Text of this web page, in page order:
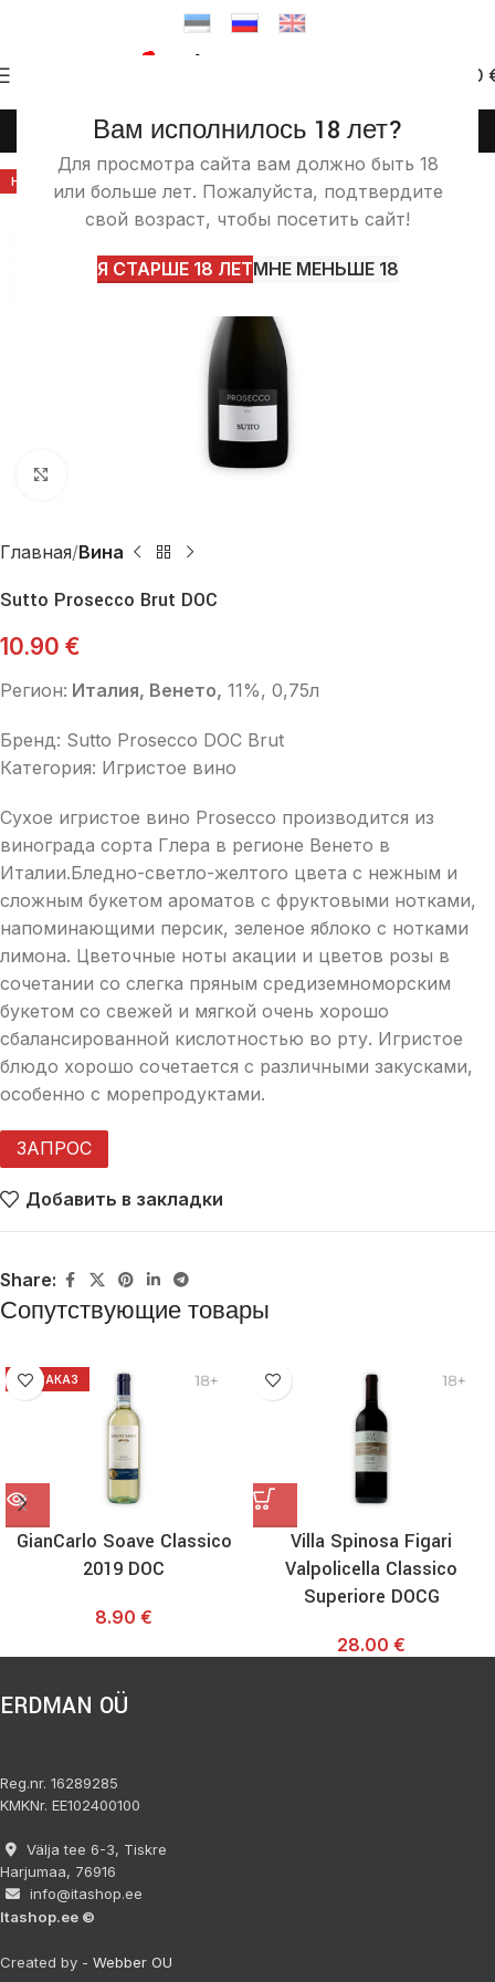
Вам исполнилось 18 лет?
Для просмотра сайта вам должно быть 18
или больше лет. Пожалуйста, подтвердите
свой возраст, чтобы посетить сайт!
Я СТАРШЕ 18 ЛЕТМНЕ МЕНЬШЕ 18
0.00
(+372) 58 58 50 46info@itashop.ee
НА ЗАКАЗ
Главная Вина
Sutto Prosecco Brut DOC
10.90 €
Регион: Италия, Венето, 11%, 0,75л
Бренд: Sutto Prosecco DOC Brut
Категория: Игристое вино
Сухое игристое вино Prosecco производится из
винограда сорта Глера в регионе Венето в
Италии.Бледно-светло-желтого цвета с нежным и
сложным букетом ароматов с фруктовыми нотками,
напоминающими персик, зеленое яблоко с нотками
лимона. Цветочные ноты акации и цветов розы в
сочетании со слегка пряным средиземноморским
букетом со свежей и мягкой очень хорошо
сбалансированной кислотностью во рту. Игристое
блюдо хорошо сочетается с различными закусками,
особенно с морепродуктами.
ЗАПРОС
Добавить в закладки
Share:
Сопутствующие товары
НА ЗАКАЗ
GianCarlo Soave Classico
2019 DOC
8.90 €
Villa Spinosa Figari
Valpolicella Classico
Superiore DOCG
28.00 €
ERDMAN OÜ
Reg.nr. 16289285
KMKNr. EE102400100
Välja tee 6-3, Tiskre
Harjumaa, 76916
info@itashop.ee
Itashop.ee ©
Created by - Webber OU